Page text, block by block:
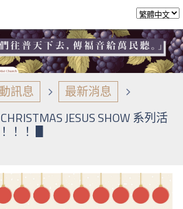
訊息
最新消息
JESUS SHOW 系列活
！！ ▋